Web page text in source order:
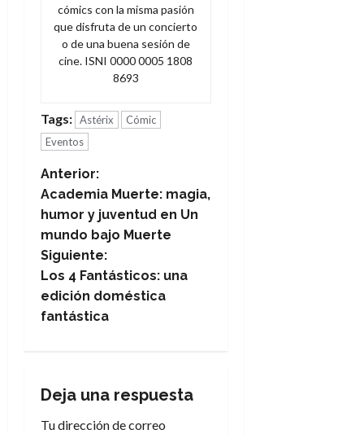
cómics con la misma pasión
que disfruta de un concierto
o de una buena sesión de
cine. ISNI 0000 0005 1808
8693
Tags: Astérix
Cómic
Eventos
N
a
v
e
g
c
i
Anterior:
Academia Muerte: magia,
humor y juventud en Un
mundo bajo Muerte
Siguiente:
Los 4 Fantásticos: una
edición doméstica
fantástica
Deja una respuesta
Tu dirección de correo